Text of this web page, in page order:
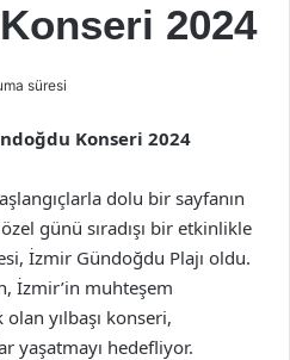
2024
süresi
Konseri 2024
dolu bir sayfanın
günü sıradışı bir etkinlikle
İzmir Gündoğdu Plajı oldu.
İzmir’in muhteşem
yılbaşı konseri,
yaşatmayı hedefliyor.